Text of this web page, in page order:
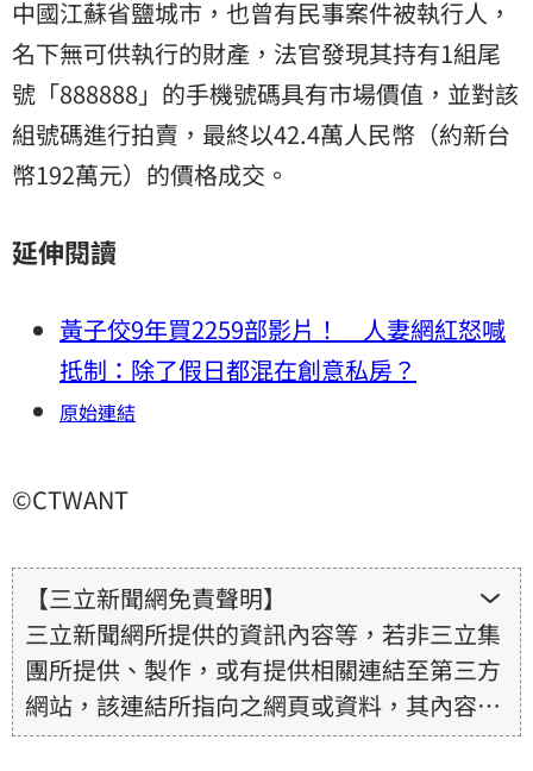
中國江蘇省鹽城市，也曾有民事案件被執行人，
名下無可供執行的財產，法官發現其持有1組尾
號「888888」的手機號碼具有市場價值，並對該
組號碼進行拍賣，最終以42.4萬人民幣（約新台
幣192萬元）的價格成交。
延伸閱讀
黃子佼9年買2259部影片！ 人妻網紅怒喊
抵制：除了假日都混在創意私房？
原始連結
©CTWANT
【三立新聞網免責聲明】
三立新聞網所提供的資訊內容等，若非三立集
團所提供、製作，或有提供相關連結至第三方
網站，該連結所指向之網頁或資料，其內容均
為所連結網站提供，相關權利均為該網站、內